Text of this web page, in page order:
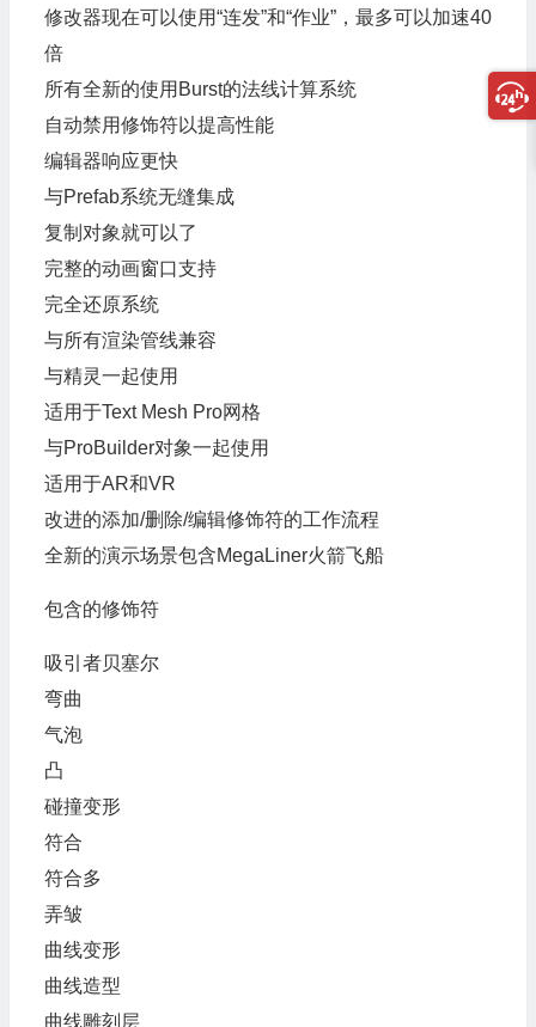
修改器现在可以使用“连发”和“作业”，最多可以加速40
倍
所有全新的使用Burst的法线计算系统
自动禁用修饰符以提高性能
编辑器响应更快
与Prefab系统无缝集成
复制对象就可以了
完整的动画窗口支持
完全还原系统
与所有渲染管线兼容
与精灵一起使用
适用于Text Mesh Pro网格
与ProBuilder对象一起使用
适用于AR和VR
改进的添加/删除/编辑修饰符的工作流程
全新的演示场景包含MegaLiner火箭飞船
包含的修饰符
吸引者贝塞尔
弯曲
气泡
凸
碰撞变形
符合
符合多
弄皱
曲线变形
曲线造型
曲线雕刻层